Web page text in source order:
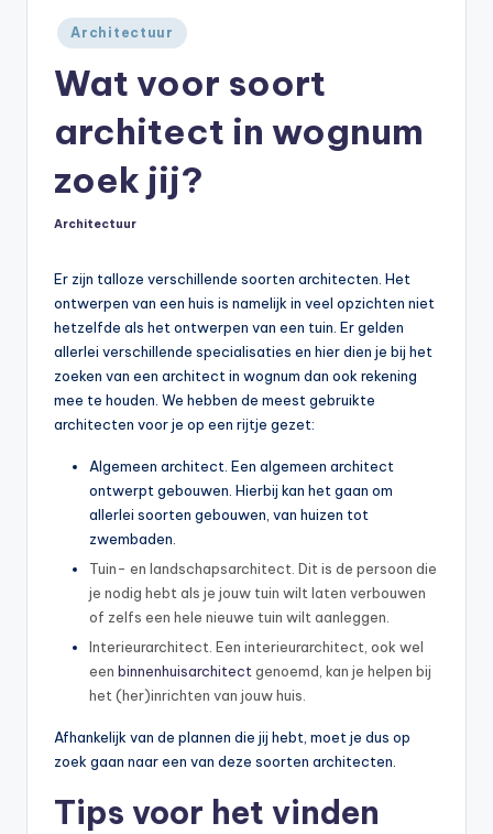
Geplaatst
in
Architectuur
Wat voor soort
architect in wognum
zoek jij?
Geplaatst
Architectuur
Er zijn talloze verschillende soorten architecten. Het
ontwerpen van een huis is namelijk in veel opzichten niet
hetzelfde als het ontwerpen van een tuin. Er gelden
allerlei verschillende specialisaties en hier dien je bij het
zoeken van een architect in wognum dan ook rekening
mee te houden. We hebben de meest gebruikte
architecten voor je op een rijtje gezet:
Algemeen architect. Een algemeen architect
ontwerpt gebouwen. Hierbij kan het gaan om
allerlei soorten gebouwen, van huizen tot
zwembaden.
Tuin- en landschapsarchitect. Dit is de persoon die
je nodig hebt als je jouw tuin wilt laten verbouwen
of zelfs een hele nieuwe tuin wilt aanleggen.
Interieurarchitect. Een interieurarchitect, ook wel
een binnenhuisarchitect genoemd, kan je helpen bij
het (her)inrichten van jouw huis.
Afhankelijk van de plannen die jij hebt, moet je dus op
zoek gaan naar een van deze soorten architecten.
Tips voor het vinden